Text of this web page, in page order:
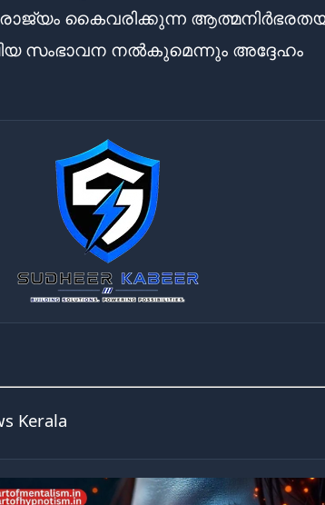
കൈവരിക്കുന്ന
സംഭാവന നൽകുമെന്നും അദ്ദേഹം
Kerala